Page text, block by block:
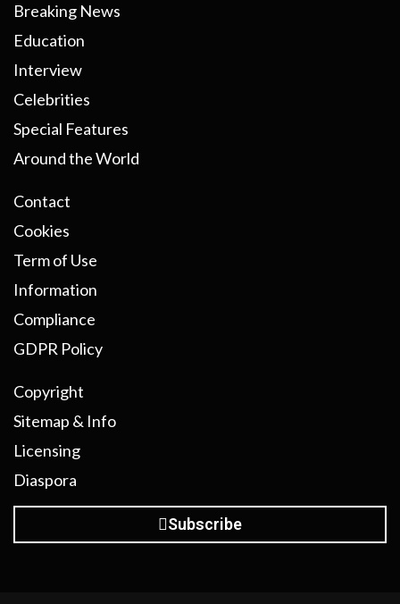
Breaking News
Education
Interview
Celebrities
Special Features
Around the World
Contact
Cookies
Term of Use
Information
Compliance
GDPR Policy
Copyright
Sitemap & Info
Licensing
Diaspora
Subscribe